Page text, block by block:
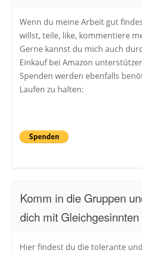
Wenn du meine Arbeit gut
willst, teile, like, kommentiere
Gerne kannst du mich auch
Einkauf bei Amazon
Spenden werden ebenfalls
Laufen zu halten:
Komm in die Gruppen
dich mit Gleichgesinnten
Hier findest du die tolerante